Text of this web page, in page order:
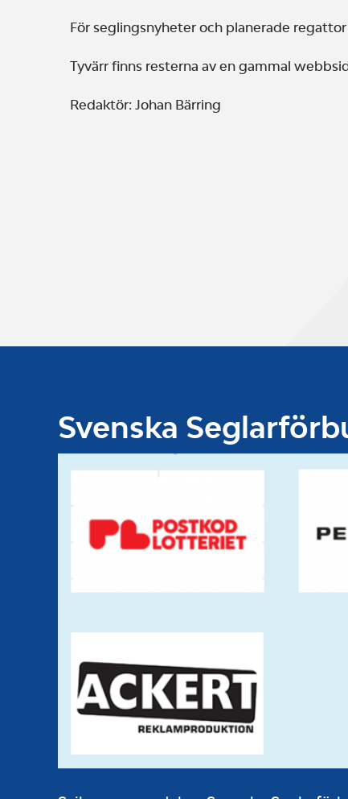
För seglingsnyheter och planerade
Tyvärr finns resterna av en gammal
Redaktör: Johan Bärring
Svenska